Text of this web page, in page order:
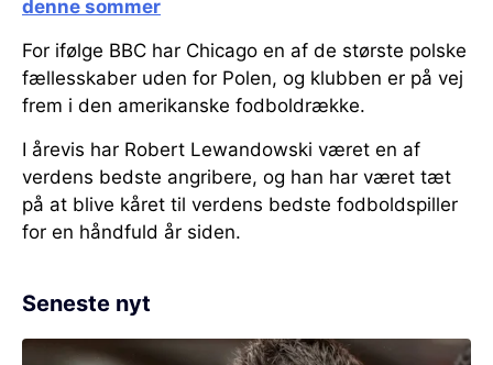
denne sommer
For ifølge BBC har Chicago en af de største polske
fællesskaber uden for Polen, og klubben er på vej
frem i den amerikanske fodboldrække.
I årevis har Robert Lewandowski været en af
verdens bedste angribere, og han har været tæt
på at blive kåret til verdens bedste fodboldspiller
for en håndfuld år siden.
Seneste nyt